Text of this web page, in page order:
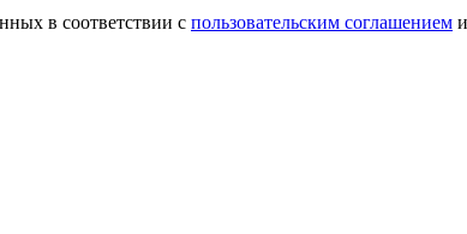
в соответствии с пользовательским соглашением и